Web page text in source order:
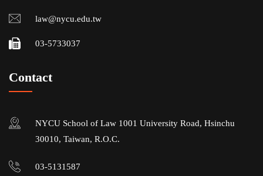
law@nycu.edu.tw
03-5733037
Contact
NYCU School of Law 1001 University Road, Hsinchu
30010, Taiwan, R.O.C.
03-5131587